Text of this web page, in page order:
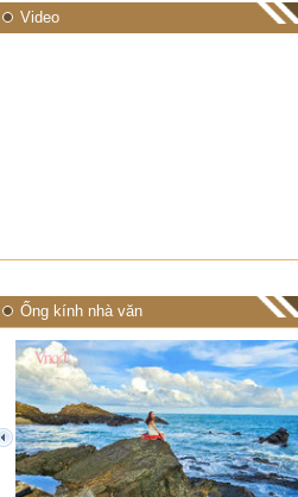
Video
Ống kính nhà văn
prev